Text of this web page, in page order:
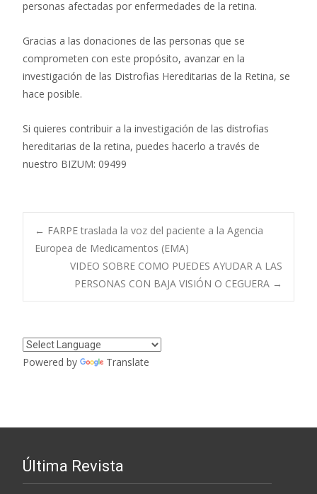
personas afectadas por enfermedades de la retina.
Gracias a las donaciones de las personas que se
comprometen con este propósito, avanzar en la
investigación de las Distrofias Hereditarias de la Retina, se
hace posible.
Si quieres contribuir a la investigación de las distrofias
hereditarias de la retina, puedes hacerlo a través de
nuestro BIZUM: 09499
Navegación
entradas
← FARPE traslada la voz del paciente a la Agencia
Europea de Medicamentos (EMA)
VIDEO SOBRE COMO PUEDES AYUDAR A LAS
PERSONAS CON BAJA VISIÓN O CEGUERA →
Powered by Translate
Última Revista